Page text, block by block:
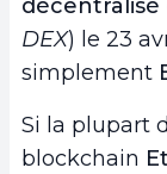
décentralisé
DEX) le 23
simplement
Si la plupart
blockchain